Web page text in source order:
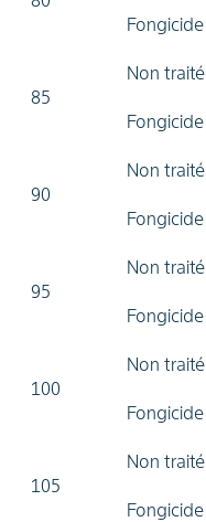
Fongicide
85
Non traité
Fongicide
90
Non traité
Fongicide
95
Non traité
Fongicide
100
Non traité
Fongicide
105
Non traité
Fongicide